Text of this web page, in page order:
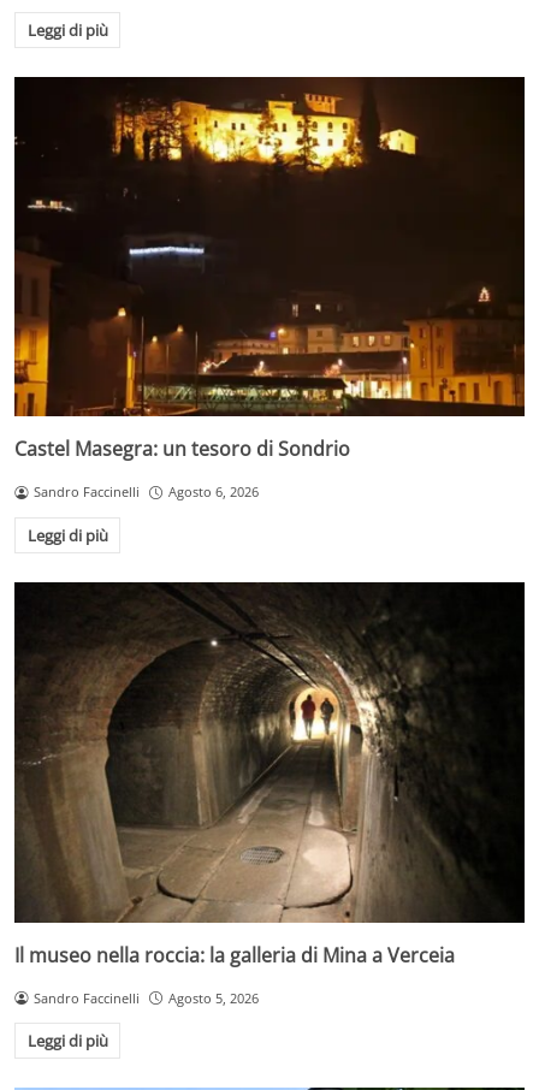
Leggi di più
Castel Masegra: un tesoro di Sondrio
Sandro Faccinelli Agosto 6, 2026
Leggi di più
Il museo nella roccia: la galleria di Mina a Verceia
Sandro Faccinelli Agosto 5, 2026
Leggi di più